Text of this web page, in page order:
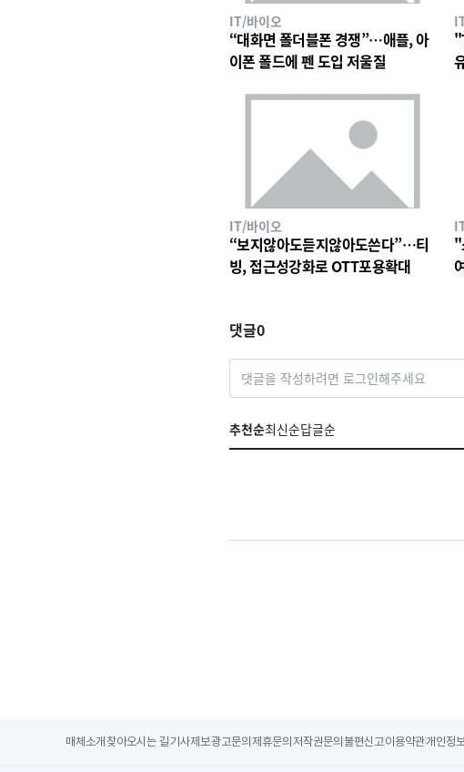
IT/바이오
“대화면 폴더블폰 경쟁”…애플, 아
이폰 폴드에 펜 도입 저울질
IT/바이오
“보지않아도듣지않아도쓴다”…티
빙, 접근성강화로 OTT포용확대
"
댓글0
댓글을 작성하려면 로그인해주세요
추천순최신순답글순
매체소개 찾아오시는 길기사제보광고문의 제휴문의 저작권문의 불편신고이용약관개인정